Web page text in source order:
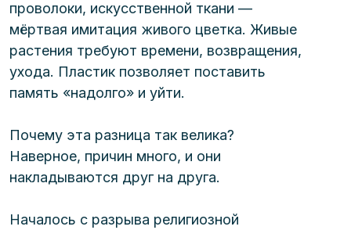
проволоки, искусственной ткани —
мёртвая имитация живого цветка. Живые
растения требуют времени, возвращения,
ухода. Пластик позволяет поставить
память «надолго» и уйти.
Почему эта разница так велика?
Наверное, причин много, и они
накладываются друг на друга.
Началось с разрыва религиозной